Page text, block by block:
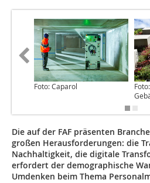
Foto: Caparol
Die auf der FAF präsenten
großen Herausforderungen: die
Nachhaltigkeit, die digitale
erfordert der demographische
Umdenken beim Thema